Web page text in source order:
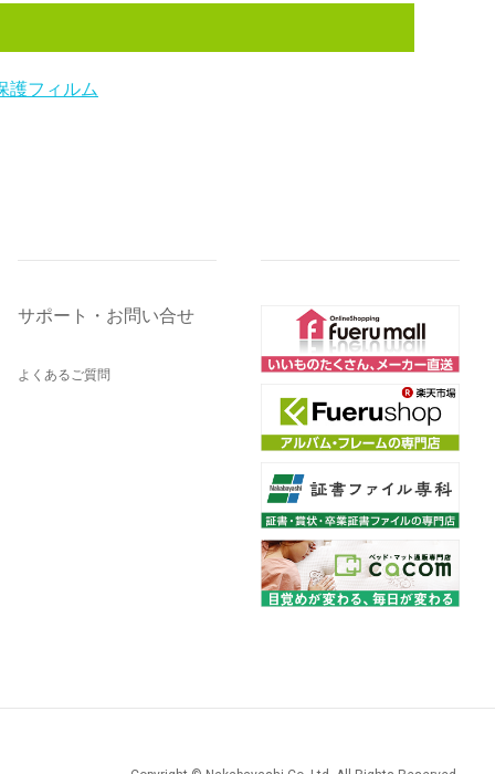
護フィルム
サポート・お問い合せ
よくあるご質問